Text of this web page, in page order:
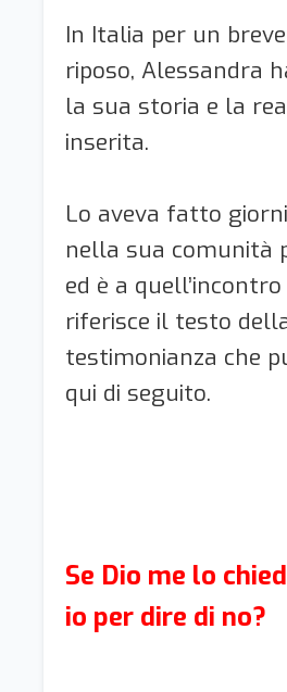
In Italia per un
riposo, Alessandra
la sua storia e la
inserita.
Lo aveva fatto
nella sua comunità
ed è a quell’incontro
riferisce il testo
testimonianza che
qui di seguito.
Se Dio me lo
io per dire di no?